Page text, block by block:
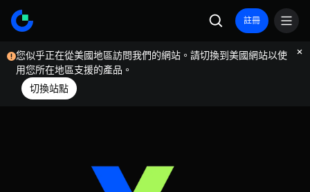
註冊
您似乎正在從美國地區訪問我們的網站。請切換到美國網站以使
用您所在地區支援的產品。
切換站點